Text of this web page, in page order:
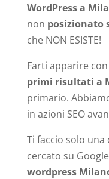
WordPress a
non posizionato
che NON ESISTE!
Farti apparire
primi risultati a
primario.
in azioni SEO
Ti faccio solo
cercato su Google
wordpress